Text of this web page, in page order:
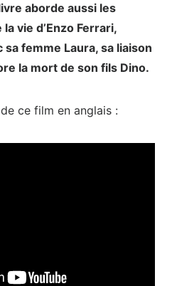
aborde aussi les
vie d’Enzo Ferrari,
femme Laura, sa liaison
la mort de son fils Dino.
ce film en anglais :